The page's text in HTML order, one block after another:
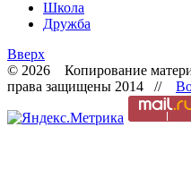
Школа
Дружба
Вверх
© 2026 Копирование
права защищены 2014 //